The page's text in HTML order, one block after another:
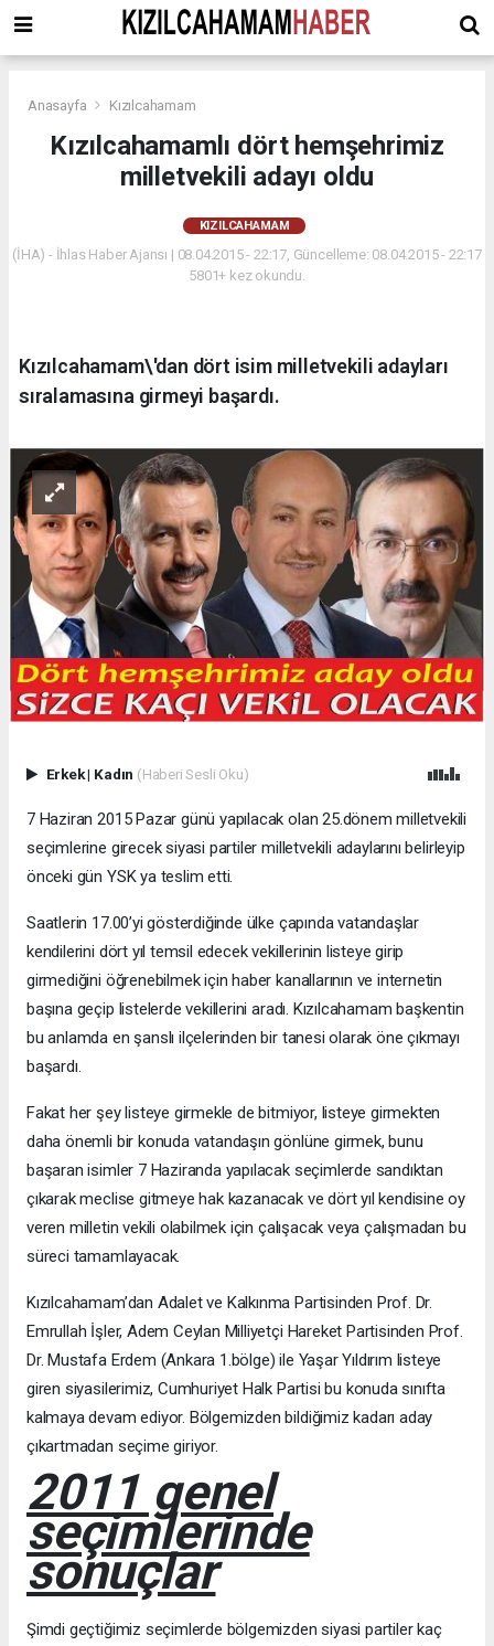
Anasayfa Kızılcahamam
Kızılcahamamlı dört hemşehrimiz
milletvekili adayı oldu
KIZILCAHAMAM
(İHA) - İhlas Haber Ajansı | 08.04.2015 - 22:17, Güncelleme: 08.04.2015 - 22:17
5801+ kez okundu.
Kızılcahamam\'dan dört isim milletvekili adayları
sıralamasına girmeyi başardı.
Erkek| Kadın (Haberi Sesli Oku)
7 Haziran 2015 Pazar günü yapılacak olan 25.dönem milletvekili
seçimlerine girecek siyasi partiler milletvekili adaylarını belirleyip
önceki gün YSK ya teslim etti.
Saatlerin 17.00’yi gösterdiğinde ülke çapında vatandaşlar
kendilerini dört yıl temsil edecek vekillerinin listeye girip
girmediğini öğrenebilmek için haber kanallarının ve internetin
başına geçip listelerde vekillerini aradı. Kızılcahamam başkentin
bu anlamda en şanslı ilçelerinden bir tanesi olarak öne çıkmayı
başardı.
Fakat her şey listeye girmekle de bitmiyor, listeye girmekten
daha önemli bir konuda vatandaşın gönlüne girmek, bunu
başaran isimler 7 Haziranda yapılacak seçimlerde sandıktan
çıkarak meclise gitmeye hak kazanacak ve dört yıl kendisine oy
veren milletin vekili olabilmek için çalışacak veya çalışmadan bu
süreci tamamlayacak.
Kızılcahamam’dan Adalet ve Kalkınma Partisinden Prof. Dr.
Emrullah İşler, Adem Ceylan Milliyetçi Hareket Partisinden Prof.
Dr. Mustafa Erdem (Ankara 1.bölge) ile Yaşar Yıldırım listeye
giren siyasilerimiz, Cumhuriyet Halk Partisi bu konuda sınıfta
kalmaya devam ediyor. Bölgemizden bildiğimiz kadarı aday
çıkartmadan seçime giriyor.
2011 genel
seçimlerinde
sonuçlar
Şimdi geçtiğimiz seçimlerde bölgemizden siyasi partiler kaç